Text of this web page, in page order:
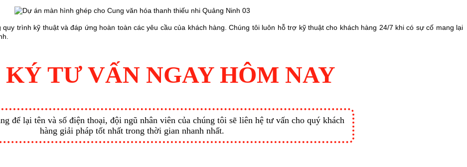
trình kỹ thuật và đáp ứng hoàn toàn các yêu cầu của khách hàng. Chúng tôi luôn hỗ trợ kỹ thuật cho khách hàng 24/7 khi có sự cố mang lại
TƯ VẤN NGAY HÔM NAY
để lại tên và số điện thoại, đội ngũ nhân viên của chúng tôi sẽ liên hệ tư vấn cho quý khách
hàng giải pháp tốt nhất trong thời gian nhanh nhất.